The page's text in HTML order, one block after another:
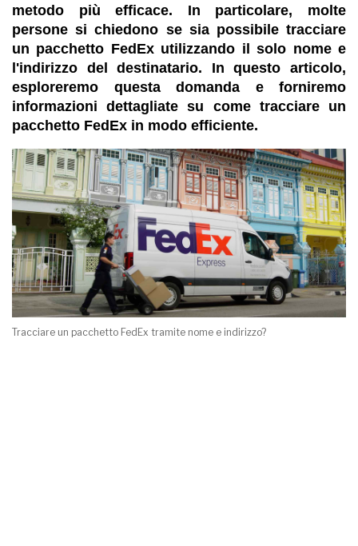
metodo più efficace. In particolare, molte
persone si chiedono se sia possibile tracciare
un pacchetto FedEx utilizzando il solo nome e
l'indirizzo del destinatario. In questo articolo,
esploreremo questa domanda e forniremo
informazioni dettagliate su come tracciare un
pacchetto FedEx in modo efficiente.
Tracciare un pacchetto FedEx tramite nome e indirizzo?